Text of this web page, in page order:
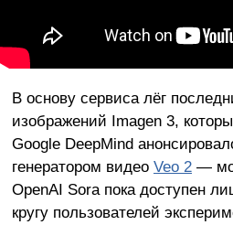
В основу сервиса лёг
изображений Imagen 3,
Google DeepMind
генератором видео Veo 2—
OpenAI Sora пока доступен
кругу пользователей